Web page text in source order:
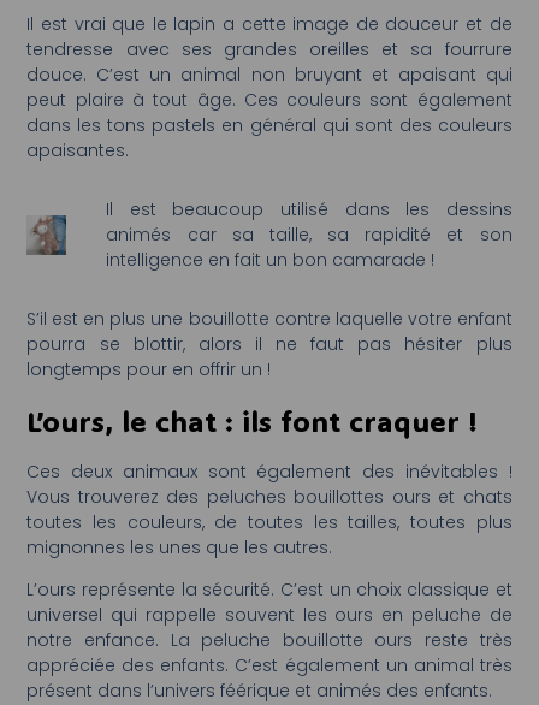
Il est vrai que le lapin a cette image de douceur et de
tendresse avec ses grandes oreilles et sa fourrure
douce. C’est un animal non bruyant et apaisant qui
peut plaire à tout âge. Ces couleurs sont également
dans les tons pastels en général qui sont des couleurs
apaisantes.
Il est beaucoup utilisé dans les dessins
animés car sa taille, sa rapidité et son
intelligence en fait un bon camarade !
S’il est en plus une bouillotte contre laquelle votre enfant
pourra se blottir, alors il ne faut pas hésiter plus
longtemps pour en offrir un !
L’ours, le chat : ils font craquer !
Ces deux animaux sont également des inévitables !
Vous trouverez des peluches bouillottes ours et chats
toutes les couleurs, de toutes les tailles, toutes plus
mignonnes les unes que les autres.
L’ours représente la sécurité. C’est un choix classique et
universel qui rappelle souvent les ours en peluche de
notre enfance. La peluche bouillotte ours reste très
appréciée des enfants. C’est également un animal très
présent dans l’univers féérique et animés des enfants.